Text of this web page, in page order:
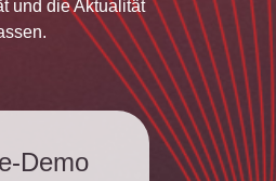
und die Aktualität
Demo